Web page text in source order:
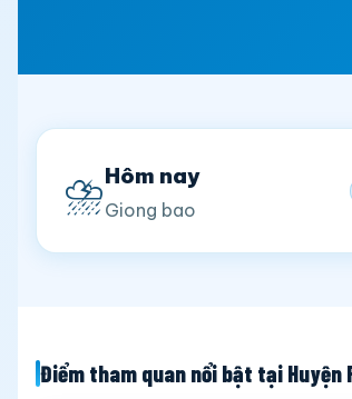
⛈️Hôm nay
Giong bao
Điểm tham quan nổi bật tại Huyện